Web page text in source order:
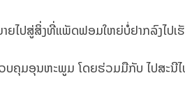
ຍໄປສູ່ສິ່ງທີ່ແພັດຟອມໃຫຍ່ບໍ່ຢາກລົງໄປເ
ຄຸມອຸນຫະພູມ ໂດຍຮ່ວມມືກັບ ໄປສະນີໄ